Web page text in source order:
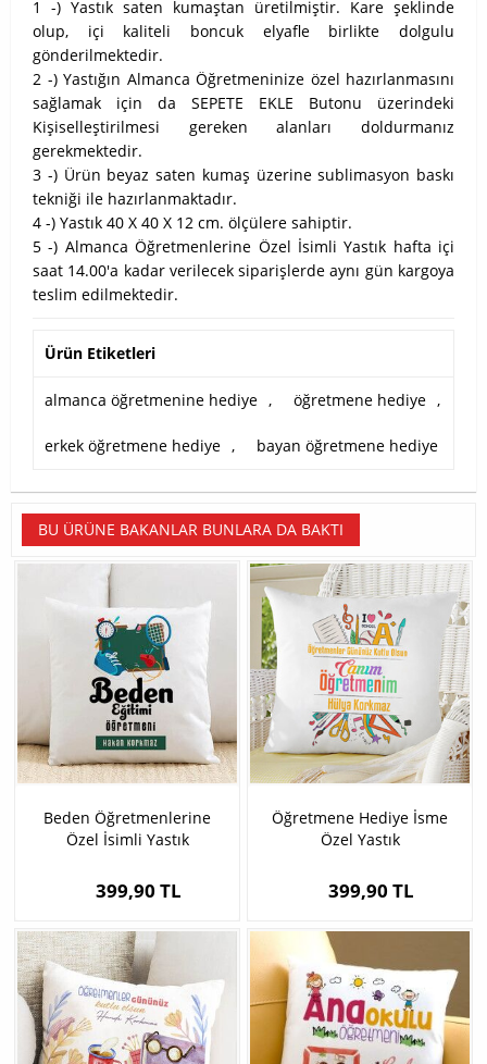
1 -) Yastık saten kumaştan üretilmiştir. Kare şeklinde
olup, içi kaliteli boncuk elyafle birlikte dolgulu
gönderilmektedir.
2 -) Yastığın Almanca Öğretmeninize özel hazırlanmasını
sağlamak için da SEPETE EKLE Butonu üzerindeki
Kişiselleştirilmesi gereken alanları doldurmanız
gerekmektedir.
3 -) Ürün beyaz saten kumaş üzerine sublimasyon baskı
tekniği ile hazırlanmaktadır.
4 -) Yastık 40 X 40 X 12 cm. ölçülere sahiptir.
5 -) Almanca Öğretmenlerine Özel İsimli Yastık hafta içi
saat 14.00'a kadar verilecek siparişlerde aynı gün kargoya
teslim edilmektedir.
Ürün Etiketleri
almanca öğretmenine hediye , öğretmene hediye ,
erkek öğretmene hediye , bayan öğretmene hediye
BU ÜRÜNE BAKANLAR BUNLARA DA BAKTI
Beden Öğretmenlerine
Özel İsimli Yastık
399,90 TL
Öğretmene Hediye İsme
Özel Yastık
399,90 TL